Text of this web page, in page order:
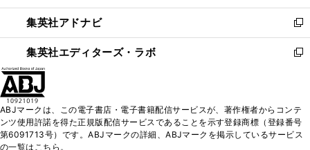
開
く
ウ
で
開
く
ン
ド
ウ
で
ウ
ィ
ン
ド
く
集英社アドナビ
新
し
い
ド
ウ
で
集英社エディターズ・ラボ
新
ィ
ン
ド
ABJマークは、この電子書店・電子書籍配信サービスが、著作権者からコンテ
ンツ使用許諾を得た正規版配信サービスであることを示す登録商標（登録番号
第6091713号）です。ABJマークの詳細、ABJマークを掲示しているサービス
の一覧はこちら。